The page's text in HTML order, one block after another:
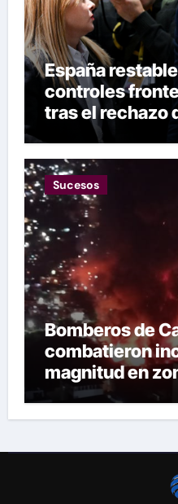
España
controles
tras el rechazo
las restricciones
Sucesos
Bomberos de
combatieron
magnitud en
Llanito